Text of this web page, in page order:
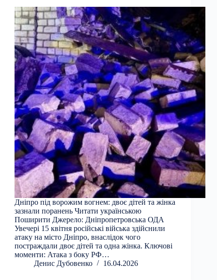
Дніпро під ворожим вогнем: двоє дітей та жінка
зазнали поранень Читати українською
Поширити Джерело: Дніпропетровська ОДА
Увечері 15 квітня російські війська здійснили
атаку на місто Дніпро, внаслідок чого
постраждали двоє дітей та одна жінка. Ключові
моменти: Атака з боку РФ…
Денис Дубовенко
16.04.2026